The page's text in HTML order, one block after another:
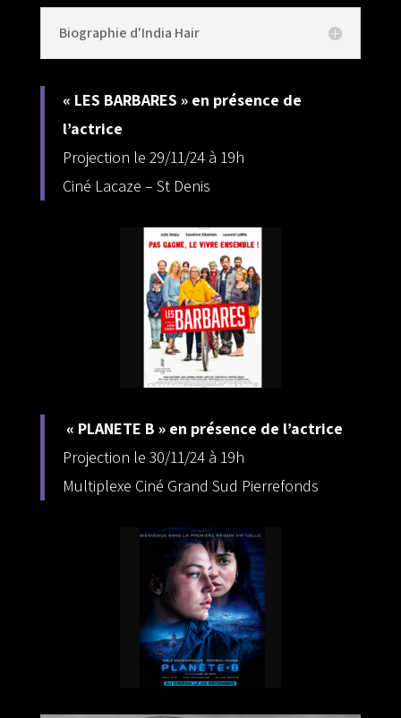
Biographie d'India Hair
« LES BARBARES » en présence de
l’actrice
Projection le 29/11/24 à 19h
Ciné Lacaze – St Denis
« PLANETE B » en présence de l’actrice
Projection le 30/11/24 à 19h
Multiplexe Ciné Grand Sud Pierrefonds